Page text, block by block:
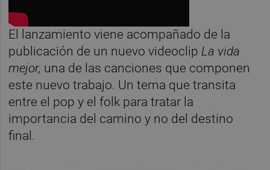
El lanzamiento viene acompañado de la
publicación de un nuevo videoclip La vida
mejor, una de las canciones que componen
este nuevo trabajo. Un tema que transita
entre el pop y el folk para tratar la
importancia del camino y no del destino
final.